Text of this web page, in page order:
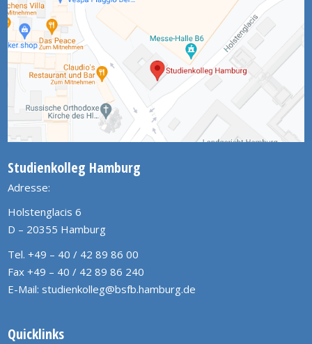
Studienkolleg Hamburg
Adresse:
Holstenglacis 6
D – 20355 Hamburg
Tel. +49 – 40 / 42 89 86 00
Fax +49 – 40 / 42 89 86 240
E-Mail: studienkolleg@bsfb.hamburg.de
Quicklinks